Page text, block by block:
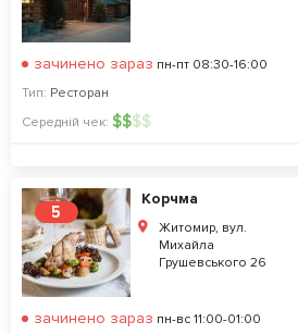
зачинено зараз пн-пт 08:30-16:00
Тип: Ресторан
Середній чек: $$$$
5
Корчма
Житомир, вул.
Михайла
Грушевського 26
зачинено зараз пн-вс 11:00-01:00